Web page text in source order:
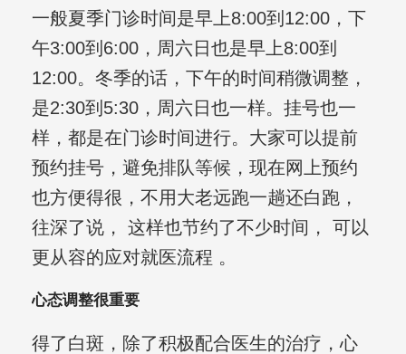
一般夏季门诊时间是早上8:00到12:00，下
午3:00到6:00，周六日也是早上8:00到
12:00。冬季的话，下午的时间稍微调整，
是2:30到5:30，周六日也一样。挂号也一
样，都是在门诊时间进行。大家可以提前
预约挂号，避免排队等候，现在网上预约
也方便得很，不用大老远跑一趟还白跑，
往深了说， 这样也节约了不少时间， 可以
更从容的应对就医流程 。
心态调整很重要
得了白斑，除了积极配合医生的治疗，心